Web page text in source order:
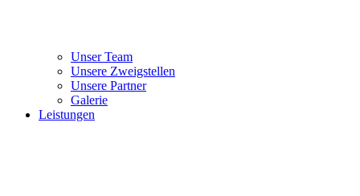
Unser Team
Unsere Zweigstellen
Unsere Partner
Galerie
Leistungen